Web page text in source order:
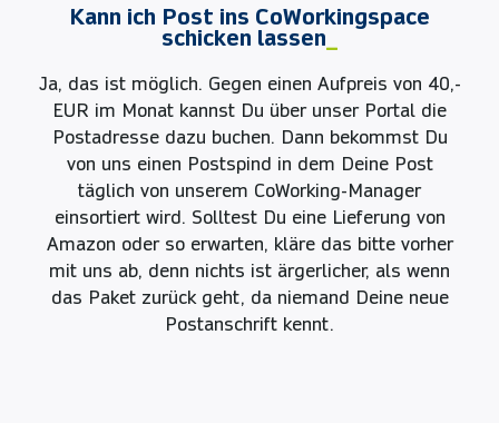
Kann ich Post ins CoWorkingspace
schicken lassen
Ja, das ist möglich. Gegen einen Aufpreis von 40,-
EUR im Monat kannst Du über unser Portal die
Postadresse dazu buchen. Dann bekommst Du
von uns einen Postspind in dem Deine Post
täglich von unserem CoWorking-Manager
einsortiert wird. Solltest Du eine Lieferung von
Amazon oder so erwarten, kläre das bitte vorher
mit uns ab, denn nichts ist ärgerlicher, als wenn
das Paket zurück geht, da niemand Deine neue
Postanschrift kennt.